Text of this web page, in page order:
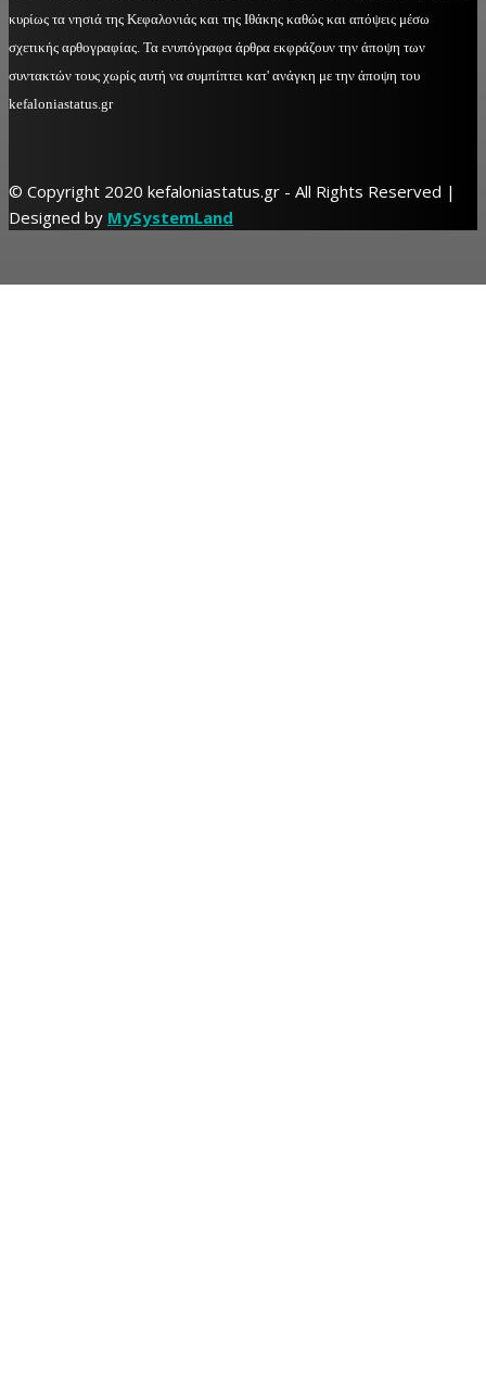
κυρίως τα νησιά της Κεφαλονιάς και της Ιθάκης καθώς και απόψεις μέσω
σχετικής αρθογραφίας. Τα ενυπόγραφα άρθρα εκφράζουν την άποψη των
συντακτών τους χωρίς αυτή να συμπίπτει κατ' ανάγκη με την άποψη του
kefaloniastatus.gr
© Copyright 2020 kefaloniastatus.gr - All Rights Reserved |
Designed by MySystemLand